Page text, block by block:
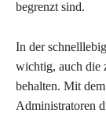
begrenzt sind.
In der
wichtig, auch die
behalten. Mit
Administratoren